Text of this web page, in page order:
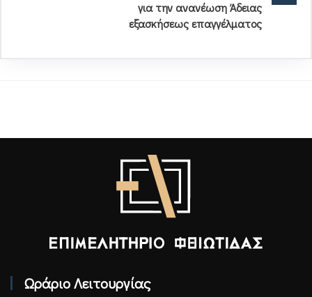
για την ανανέωση Άδειας
εξασκήσεως επαγγέλματος
Ωράριο Λειτουργίας